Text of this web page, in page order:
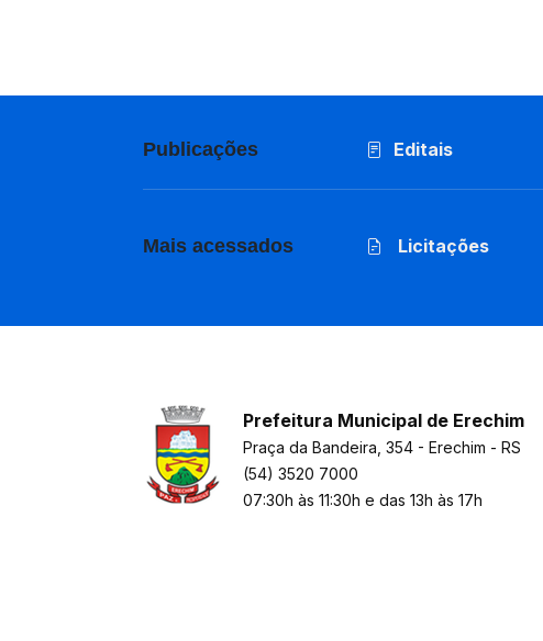
Publicações Editais
Mais acessados Licitações
Prefeitura Municipal de Erechim
Praça da Bandeira, 354 - Erechim - RS
(54) 3520 7000
07:30h às 11:30h e das 13h às 17h